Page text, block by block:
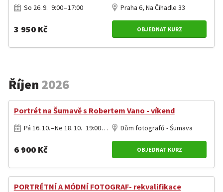
So 26. 9. 9:00 – 17:00 Praha 6, Na Čihadle 33
3 950 Kč OBJEDNAT KURZ
Říjen 2026
Portrét na Šumavě s Robertem Vano - víkend
Pá 16. 10. – Ne 18. 10. 19:00 – 13:00 Dům fotografů - Šumava
6 900 Kč OBJEDNAT KURZ
PORTRÉTNÍ A MÓDNÍ FOTOGRAF- rekvalifikace